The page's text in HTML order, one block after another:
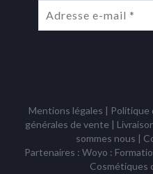
Mentions légales | Politique
générales de vente |
sommes nous |
Partenaires : Woyo :
Cosmétiques